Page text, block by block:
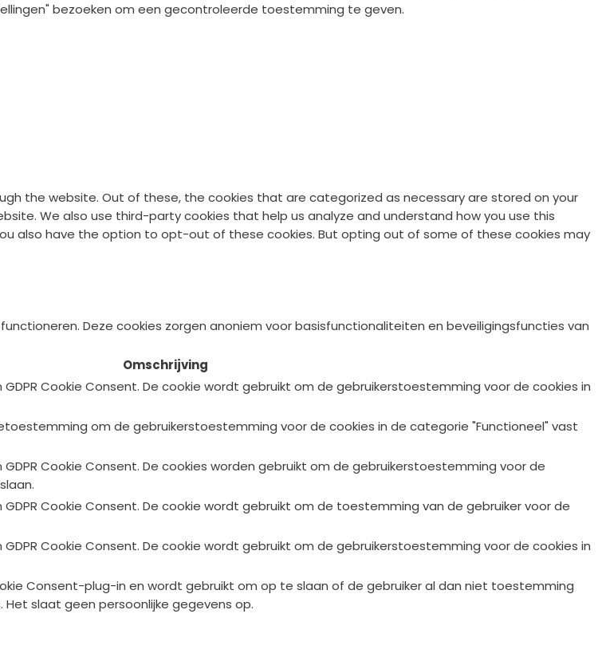
bezoeken om een gecontroleerde toestemming te geven.
the website. Out of these, the cookies that are categorized as necessary are stored on your
We also use third-party cookies that help us analyze and understand how you use this
also have the option to opt-out of these cookies. But opting out of some of these cookies may
Deze cookies zorgen anoniem voor basisfunctionaliteiten en beveiligingsfuncties van
Omschrijving
Cookie Consent. De cookie wordt gebruikt om de gebruikerstoestemming voor de cookies in
om de gebruikerstoestemming voor de cookies in de categorie "Functioneel" vast
Cookie Consent. De cookies worden gebruikt om de gebruikerstoestemming voor de
Cookie Consent. De cookie wordt gebruikt om de toestemming van de gebruiker voor de
Cookie Consent. De cookie wordt gebruikt om de gebruikerstoestemming voor de cookies in
Consent-plug-in en wordt gebruikt om op te slaan of de gebruiker al dan niet toestemming
slaat geen persoonlijke gegevens op.